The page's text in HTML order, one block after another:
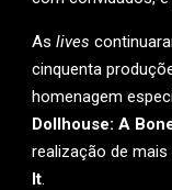
As lives
cinquenta
homenagem
Dollhouse: A
realização de mais
It.